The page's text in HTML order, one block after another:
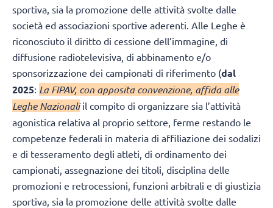
sportiva, sia la promozione delle attività svolte dalle
società ed associazioni sportive aderenti. Alle Leghe è
riconosciuto il diritto di cessione dell’immagine, di
diffusione radiotelevisiva, di abbinamento e/o
sponsorizzazione dei campionati di riferimento (dal
2025: La FIPAV, con apposita convenzione, affida alle
Leghe Nazionaliil compito di organizzare sia l’attività
agonistica relativa al proprio settore, ferme restando le
competenze federali in materia di affiliazione dei sodalizi
e di tesseramento degli atleti, di ordinamento dei
campionati, assegnazione dei titoli, disciplina delle
promozioni e retrocessioni, funzioni arbitrali e di giustizia
sportiva, sia la promozione delle attività svolte dalle